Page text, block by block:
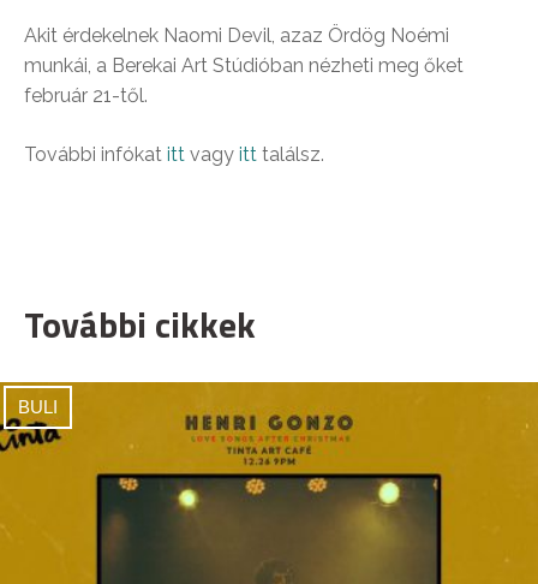
Akit érdekelnek Naomi Devil, azaz Ördög Noémi
munkái, a Berekai Art Stúdióban nézheti meg őket
február 21-től.
További infókat itt vagy itt találsz.
További cikkek
BULI